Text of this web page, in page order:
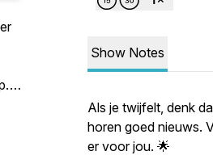
Show Notes
Als je twijfelt, denk
horen goed nieuws.
er voor jou. 🌟